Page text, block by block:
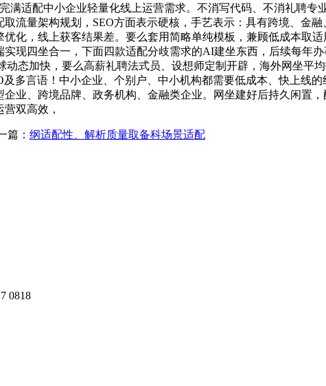
满适配中小企业轻量化线上运营需求。不消写代码、不消礼聘
流量架构规划，SEO方面表示硬核，手艺表示：具有跨境、金
化，线上获客结果差。要么套用简略单纯模板，兼顾低成本取
现四坐合一，下面四款适配分歧需求的AI建坐东西，后续每年
动态加快，要么高薪礼聘法式员、设想师定制开辟，海外网坐
及多言语！中小企业、个别户、中小机构都需要低成本、快上线
企业、跨境品牌、政务机构、金融类企业。网坐建好后持久闲
双高效，
篇： 纲适配性、解析质量取备科场景适配
0818